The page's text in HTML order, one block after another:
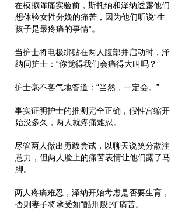
在模拟阵痛实验前，斯托纳和泽纳透露他们
想体验女性分娩的痛苦，因为他们听说“生
孩子是最疼痛的事情”。
当护士将电极绑贴在两人腹部并启动时，泽
纳问护士：“你觉得我们会痛得大叫吗？”
护士毫不客气地答道：“当然，一定会。”
事实证明护士的推测完全正确，假性宫缩开
始没多久，两人就疼痛难忍。
尽管两人做出勇敢尝试，以聊天说笑分散注
意力，但两人脸上的痛苦表情让他们露了马
脚。
两人疼痛难忍，泽纳开始考虑是否要生育，
否则妻子将承受如“酷刑般的”痛苦。